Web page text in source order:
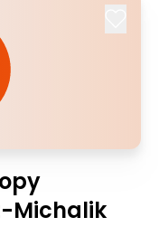
Michalik